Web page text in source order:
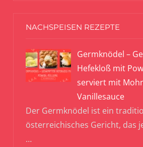
NACHSPEISEN REZEPTE
Germknödel –
Hefekloß mit
serviert mit
Vanillesauce
Der Germknödel ist ein
österreichisches Gericht, das
…